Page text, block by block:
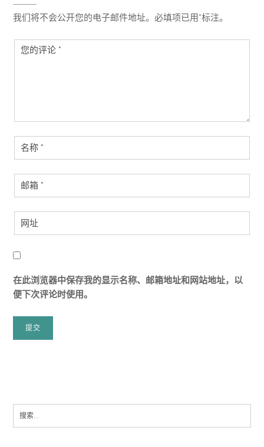
我们将不会公开您的电子邮件地址。必填项已用*标注。
在此浏览器中保存我的显示名称、邮箱地址和网站地址，以
便下次评论时使用。
Search